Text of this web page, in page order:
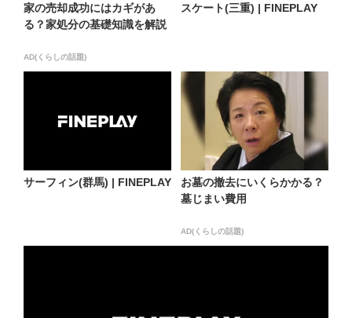
家の売却成功にはカギがあ
る？家処分の基礎知識を解説
AD(くらしの話題)
スケート(三重) | FINEPLAY
サーフィン(群馬) | FINEPLAY
お墓の撤去にいくらかかる？
墓じまい費用
AD(くらしの話題)